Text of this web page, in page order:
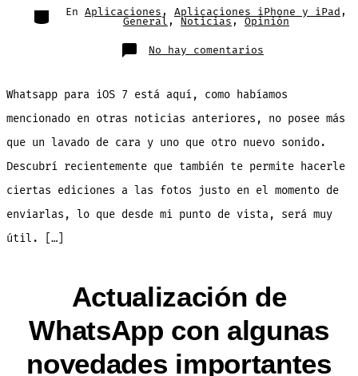
entrada
Categorías
En Aplicaciones , Aplicaciones iPhone y iPad ,
General , Noticias , Opinión
No hay comentarios
¡Novedad
iOS
Whatsapp para iOS 7 está aquí, como habíamos
mencionado en otras noticias anteriores, no posee más
que un lavado de cara y uno que otro nuevo sonido.
Descubrí recientemente que también te permite hacerle
ciertas ediciones a las fotos justo en el momento de
enviarlas, lo que desde mi punto de vista, será muy
útil. […]
Actualización de
WhatsApp con algunas
novedades importantes